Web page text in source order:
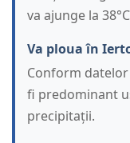
va ajunge la
Va ploua în
Conform
fi predominant
precipitații.